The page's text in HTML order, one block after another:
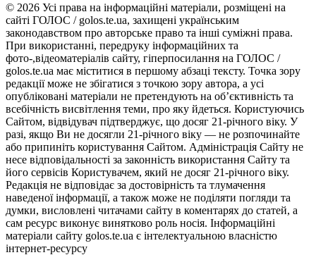
© 2026 Усі права на інформаційні матеріали, розміщені на
сайті ГОЛОС / golos.te.ua, захищені українським
законодавством про авторське право та інші суміжні права.
При використанні, передруку інформаційних та
фото-,відеоматеріалів сайту, гіперпосилання на ГОЛОС /
golos.te.ua має міститися в першому абзаці тексту. Точка зору
редакції може не збігатися з точкою зору автора, а усі
опубліковані матеріали не претендують на об’єктивність та
всебічність висвітлення теми, про яку йдеться. Користуючись
Сайтом, відвідувач підтверджує, що досяг 21-річного віку. У
разі, якщо Ви не досягли 21-річного віку — не розпочинайте
або припиніть користування Сайтом. Адміністрація Сайту не
несе відповідальності за законність використання Сайту та
його сервісів Користувачем, який не досяг 21-річного віку.
Редакція не відповідає за достовірність та тлумачення
наведеної інформації, а також може не поділяти погляди та
думки, висловлені читачами сайту в коментарях до статей, а
сам ресурс виконує винятково роль носія. Інформаційні
матеріали сайту golos.te.ua є інтелектуальною власністю
інтернет-ресурсу